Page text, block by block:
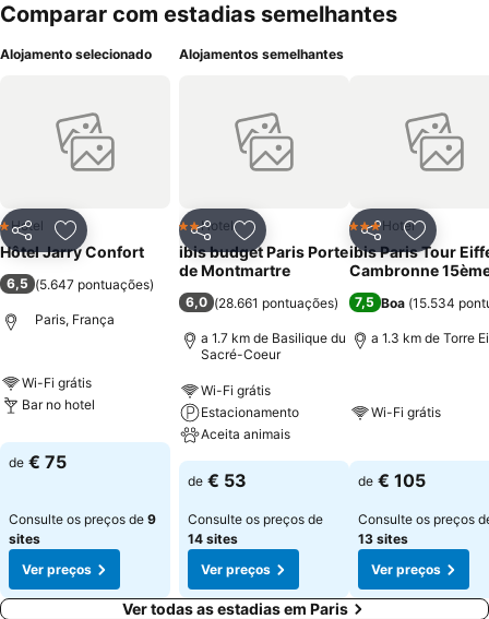
decoração agradável e estão bem equipados com tv, telefone com
condicionado e varanda com vista específica. Os espaços comuns
acesso a internet de alta velocidade sobre taxa e serviço de
fax/xerox. Para os momentos de lazer o hotel oferece aluguel de
bicicletas para que o hóspede possa fazer um agradável passeio ao
Comparar com estadias semelhantes
Alojamento selecionado
PartilharAdicionar aos favoritos
1 Estrelas
Hotel
Hôtel Jarry Confort
6,5 (5.647 pontuações)
Paris, França
Wi-Fi grátis
Bar no hotel
de € 75
Consulte os preços de 9
sites
Ver preços
Alojamentos semelhantes
PartilharAdicionar aos favoritos
2 Estrelas
Hotel
ibis budget Paris Porte
de Montmartre
6,0 (28.661 pontuações)
a 1.7 km de Basilique du
Sacré-Coeur
Wi-Fi grátis
Estacionamento
Aceita animais
de € 53
Consulte os preços de
14 sites
Ver preços
Partilhar
3 Estrelas
Hotel
ibis Paris Tour
Cambronne
7,5 Boa (15.534
a 1.3 km de Torre
Wi-Fi grátis
de € 105
Consulte os preços
13 sites
Ver preços
Ver todas as estadias em Paris